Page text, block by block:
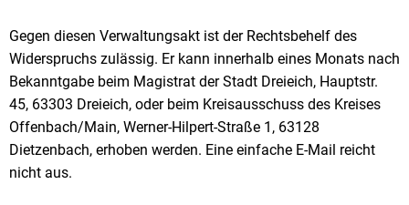
Gegen diesen Verwaltungsakt ist der Rechtsbehelf des
Widerspruchs zulässig. Er kann innerhalb eines Monats nach
Bekanntgabe beim Magistrat der Stadt Dreieich, Hauptstr.
45, 63303 Dreieich, oder beim Kreisausschuss des Kreises
Offenbach/Main, Werner-Hilpert-Straße 1, 63128
Dietzenbach, erhoben werden. Eine einfache E-Mail reicht
nicht aus.